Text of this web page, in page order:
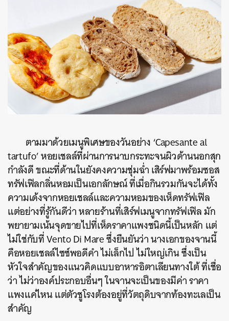
ตามมาด้วยเมนูพิเศษของวันอย่าง ‘Capesante al
tartufo’ หอยเชลล์ที่ผ่านการนาบกระทะจนผิวด้านนอกสุก
กำลังดี ขณะที่ด้านในยังคงความชุ่มฉ่ำ เสิร์ฟมาพร้อมซอส
ทรัฟเฟิลกลิ่นหอมเป็นเอกลักษณ์ ที่เมื่อกินรวมกันจะได้ทั้ง
ความเด้งจากหอยเชลล์และความหอมของเห็ดทรัฟเฟิล
แต่อย่างที่รู้กันดีว่า หลายร้านที่เสิร์ฟเมนูจากทรัฟเฟิล มัก
พยายามเน้นจุดขายไปที่เห็ดราคาแพงชนิดนี้เป็นหลัก แต่
ไม่ใช่กับที่ Vento Di Mare ซึ่งยืนยันว่า นางเอกของจานนี้
คือหอยเชลล์ไซซ์พอดีคำ ไม่เล็กไป ไม่ใหญ่เกิน ซึ่งเป็น
หัวใจสำคัญของแนวคิดแบบอาหารอิตาเลียนทางใต้ ที่เชื่อ
ว่า ไม่ว่าองค์ประกอบอื่นๆ ในจานจะเป็นของมีค่า ราคา
แพงแค่ไหน แต่ตัวชูโรงต้องอยู่ที่วัตถุดิบจากท้องทะเลเป็น
สำคัญ